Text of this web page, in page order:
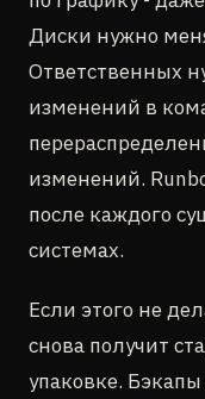
Диски нужно
Ответственных
изменений в
изменений.
после каждого
системах.
Если этого не
снова получит
упаковке.